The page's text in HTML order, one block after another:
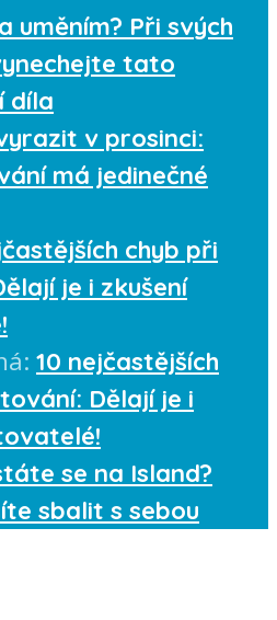
uměním? Při svých
tato
díla
v prosinci:
má jedinečné
chyb při
je i zkušení
: 10 nejčastějších
Dělají je i
se na Island?
sbalit s sebou